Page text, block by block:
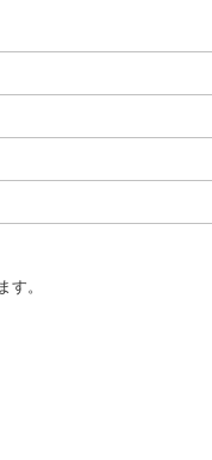
とができるものとします。
す。
くは当社が求めたにもかか
。
者であると認められると
える負担を要求し、又は暴
す。
掲げる行為があったとき。
き。
す。